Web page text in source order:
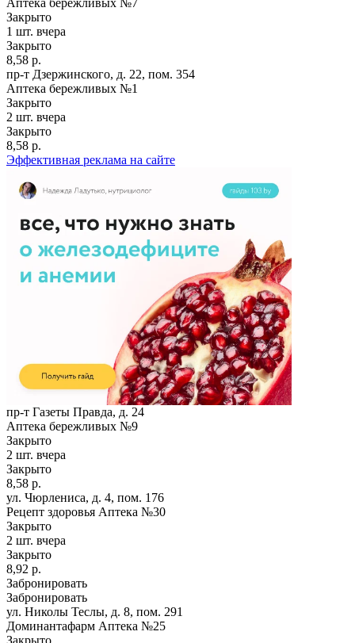
Закрыто
1 шт. вчера
Закрыто
8,58 р.
пр-т Дзержинского, д. 22, пом. 354
Аптека бережливых №1
Закрыто
2 шт. вчера
Закрыто
8,58 р.
Эффективная реклама на сайте
пр-т Газеты Правда, д. 24
Аптека бережливых №9
Закрыто
2 шт. вчера
Закрыто
8,58 р.
ул. Чюрлениса, д. 4, пом. 176
Рецепт здоровья Аптека №30
Закрыто
2 шт. вчера
Закрыто
8,92 р.
Забронировать
Забронировать
ул. Николы Теслы, д. 8, пом. 291
Доминантафарм Аптека №25
Закрыто